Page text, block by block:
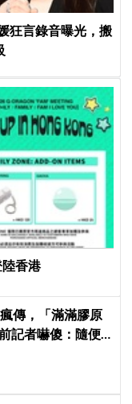
狂言錄音曝光，搬
香港
傳，「滿滿膠原
記者嚇傻：隨便